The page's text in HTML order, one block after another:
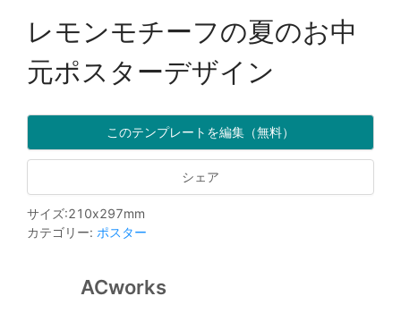
レモンモチーフの夏のお中
元ポスターデザイン
このテンプレートを編集（無料）
シェア
サイズ:210x297mm
カテゴリー: ポスター
ACworks